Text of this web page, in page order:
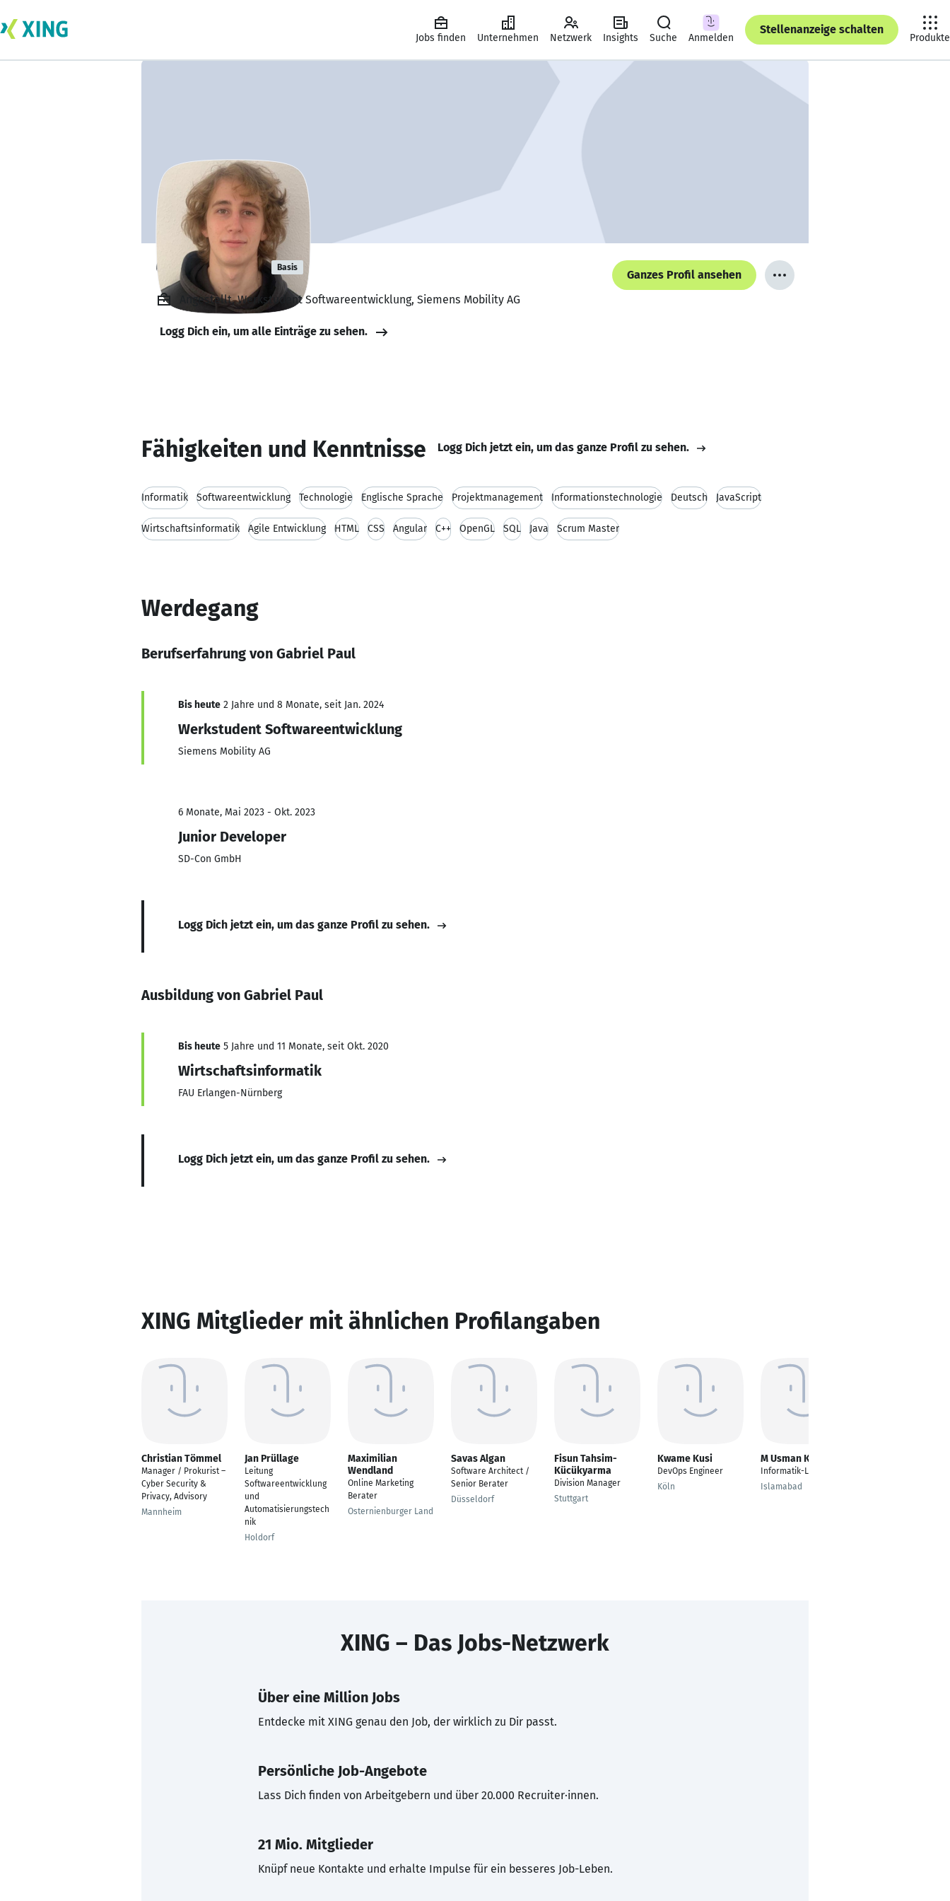
Jobs finden Unternehmen Netzwerk Insights Suche Anmelden
Stellenanzeige schalten
Produkte
Gabriel Paul Basis
Ganzes Profil ansehen
Angestellt, Werkstudent Softwareentwicklung, Siemens Mobility AG
Logg Dich ein, um alle Einträge zu sehen.
Fähigkeiten und Kenntnisse Logg Dich jetzt ein, um das ganze Profil zu sehen.
Informatik Softwareentwicklung Technologie Englische Sprache Projektmanagement Informationstechnologie Deutsch JavaScript
Wirtschaftsinformatik Agile Entwicklung HTML CSS Angular C++ OpenGL SQL Java Scrum Master
Werdegang
Berufserfahrung von Gabriel Paul
Bis heute 2 Jahre und 8 Monate, seit Jan. 2024
Werkstudent Softwareentwicklung
Siemens Mobility AG
6 Monate, Mai 2023 - Okt. 2023
Junior Developer
SD-Con GmbH
Logg Dich jetzt ein, um das ganze Profil zu sehen.
Ausbildung von Gabriel Paul
Bis heute 5 Jahre und 11 Monate, seit Okt. 2020
Wirtschaftsinformatik
FAU Erlangen-Nürnberg
Logg Dich jetzt ein, um das ganze Profil zu sehen.
XING Mitglieder mit ähnlichen Profilangaben
Christian Tömmel
Manager / Prokurist –
Cyber Security &
Privacy, Advisory
Mannheim
Jan Prüllage
Leitung
Softwareentwicklung
und
Automatisierungstech
nik
Holdorf
Maximilian
Wendland
Online Marketing
Berater
Osternienburger Land
Savas Algan
Software Architect /
Senior Berater
Düsseldorf
Fisun Tahsim-
Kücükyarma
Division Manager
Stuttgart
Kwame Kusi
DevOps Engineer
Köln
M Usman Khan
Informatik-Leiter
Islamabad
XING – Das Jobs-Netzwerk
Über eine Million Jobs
Entdecke mit XING genau den Job, der wirklich zu Dir passt.
Persönliche Job-Angebote
Lass Dich finden von Arbeitgebern und über 20.000 Recruiter·innen.
21 Mio. Mitglieder
Knüpf neue Kontakte und erhalte Impulse für ein besseres Job-Leben.